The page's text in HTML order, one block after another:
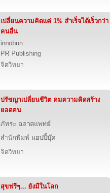
เปลี่ยนความคิดแค่ 1% สำเร็จได้เร็วกว่า
คนอื่น
innobun
PR Publishing
จิตวิทยา
ปรัชญาเปลี่ยนชีวิต คมความคิดสร้าง
ยอดคน
ภัทระ ฉลาดแพทย์
สำนักพิมพ์ แฮปปี้บุ๊ค
จิตวิทยา
สุขฟรีๆ... ยังมีในโลก